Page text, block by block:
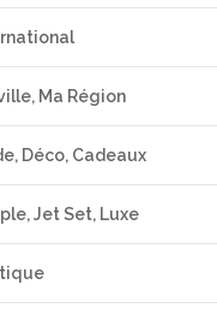
Ma Région
Déco, Cadeaux
Jet Set, Luxe